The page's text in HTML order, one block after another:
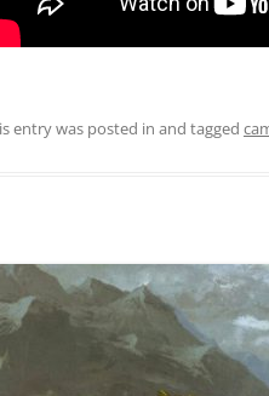
entry was posted in and tagged